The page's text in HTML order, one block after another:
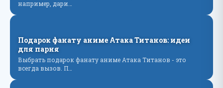
например, дари…
Подарок фанату аниме Атака Титанов: идеи
для парня
Выбрать подарок фанату аниме Атака Титанов - это
всегда вызов. П…